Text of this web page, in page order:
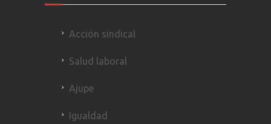
Acción sindical
Salud laboral
Ajupe
Igualdad